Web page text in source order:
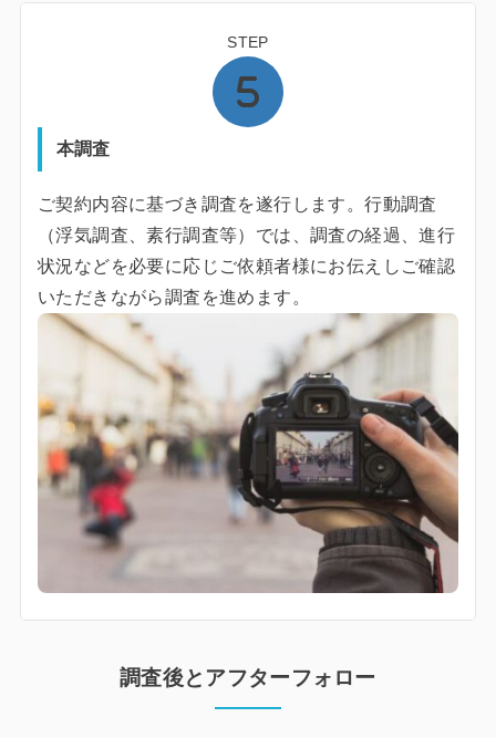
STEP
本調査
ご契約内容に基づき調査を遂行します。行動調査
（浮気調査、素行調査等）では、調査の経過、進行
状況などを必要に応じご依頼者様にお伝えしご確認
いただきながら調査を進めます。
調査後とアフターフォロー